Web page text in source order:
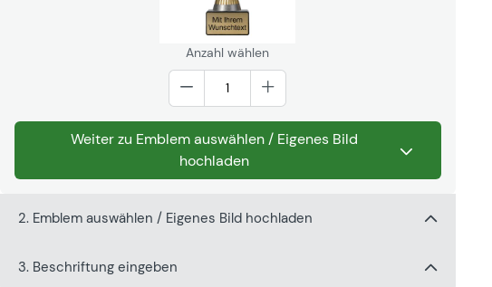
Anzahl wählen
Weiter zu Emblem auswählen / Eigenes Bild
hochladen
2. Emblem auswählen / Eigenes Bild hochladen
3. Beschriftung eingeben